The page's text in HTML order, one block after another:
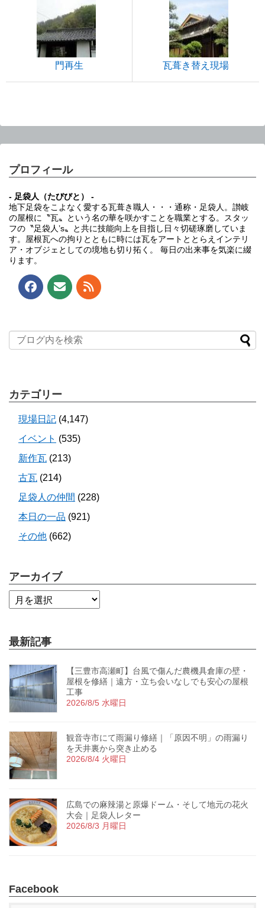
門再生 瓦葺き替え現場
プロフィール
- 足袋人（たびびと） -
地下足袋をこよなく愛する瓦葺き職人・・・通称・足袋人。讃岐
の屋根に〝瓦〟という名の華を咲かすことを職業とする。スタッ
フの〝足袋人’s〟と共に技能向上を目指し日々切磋琢磨していま
す。屋根瓦への拘りとともに時には瓦をアートととらえインテリ
ア・オブジェとしての境地も切り拓く。 毎日の出来事を気楽に綴
ります。
カテゴリー
現場日記 (4,147)
イベント (535)
新作瓦 (213)
古瓦 (214)
足袋人の仲間 (228)
本日の一品 (921)
その他 (662)
アーカイブ
最新記事
【三豊市高瀬町】台風で傷んだ農機具倉庫の壁・
屋根を修繕｜遠方・立ち会いなしでも安心の屋根
工事
2026/8/5 水曜日
観音寺市にて雨漏り修繕｜「原因不明」の雨漏り
を天井裏から突き止める
2026/8/4 火曜日
広島での麻辣湯と原爆ドーム・そして地元の花火
大会｜足袋人レター
2026/8/3 月曜日
Facebook